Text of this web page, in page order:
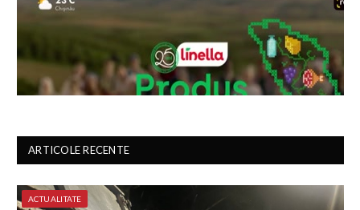
ARTICOLE RECENTE
ACTUALITATE